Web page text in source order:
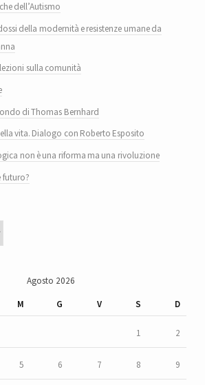
dell’Autismo
della modernità e resistenze umane da
sulla comunità
di Thomas Bernhard
vita. Dialogo con Roberto Esposito
non è una riforma ma una rivoluzione
futuro?
Agosto 2026
M G V S D
1 2
5 6 7 8 9